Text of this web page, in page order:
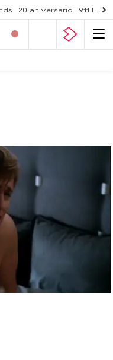
20 aniversario 911
17:25